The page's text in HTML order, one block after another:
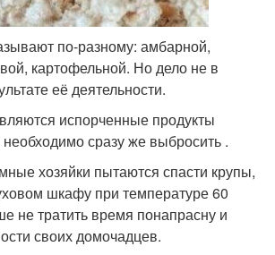
по-разному: амбарной,
картофельной. Но дело не в
её деятельности.
испорченные продукты
сразу же выбросить .
хозяйки пытаются спасти крупы,
шкафу при температуре 60
не тратить время понапрасну и
своих домочадцев.